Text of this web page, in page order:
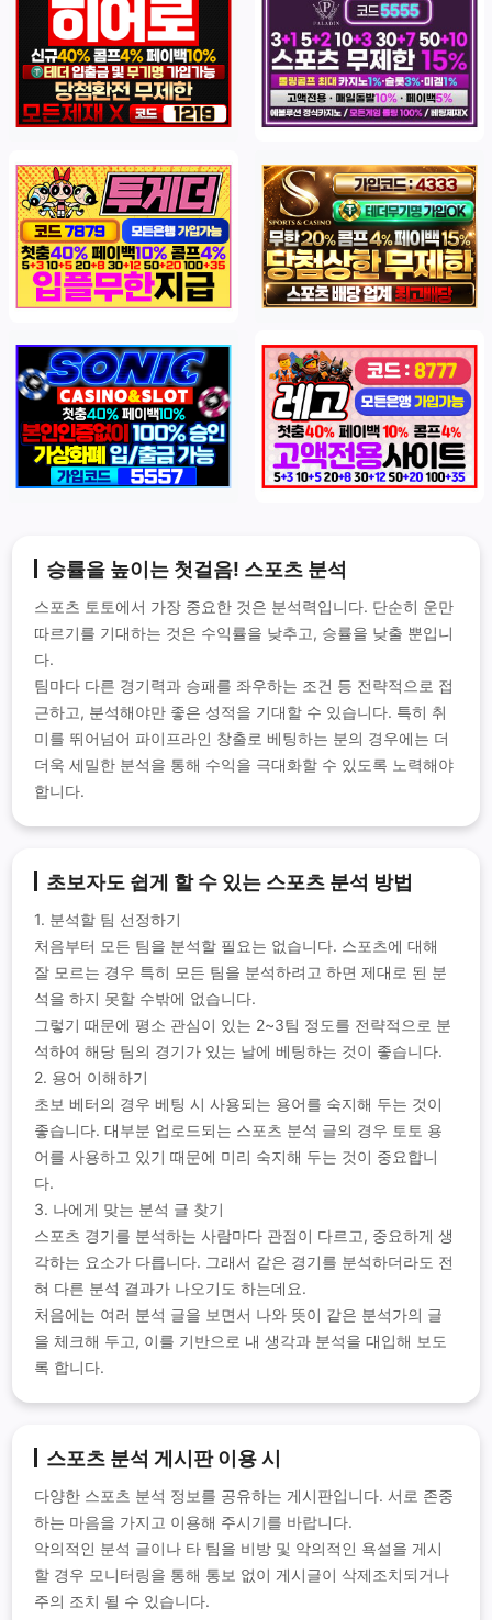
승률을 높이는 첫걸음! 스포츠 분석
스포츠 토토에서 가장 중요한 것은 분석력입니다. 단순히 운만
따르기를 기대하는 것은 수익률을 낮추고, 승률을 낮출 뿐입니
다.
팀마다 다른 경기력과 승패를 좌우하는 조건 등 전략적으로 접
근하고, 분석해야만 좋은 성적을 기대할 수 있습니다. 특히 취
미를 뛰어넘어 파이프라인 창출로 베팅하는 분의 경우에는 더
더욱 세밀한 분석을 통해 수익을 극대화할 수 있도록 노력해야
합니다.
초보자도 쉽게 할 수 있는 스포츠 분석 방법
1. 분석할 팀 선정하기
처음부터 모든 팀을 분석할 필요는 없습니다. 스포츠에 대해
잘 모르는 경우 특히 모든 팀을 분석하려고 하면 제대로 된 분
석을 하지 못할 수밖에 없습니다.
그렇기 때문에 평소 관심이 있는 2~3팀 정도를 전략적으로 분
석하여 해당 팀의 경기가 있는 날에 베팅하는 것이 좋습니다.
2. 용어 이해하기
초보 베터의 경우 베팅 시 사용되는 용어를 숙지해 두는 것이
좋습니다. 대부분 업로드되는 스포츠 분석 글의 경우 토토 용
어를 사용하고 있기 때문에 미리 숙지해 두는 것이 중요합니
다.
3. 나에게 맞는 분석 글 찾기
스포츠 경기를 분석하는 사람마다 관점이 다르고, 중요하게 생
각하는 요소가 다릅니다. 그래서 같은 경기를 분석하더라도 전
혀 다른 분석 결과가 나오기도 하는데요.
처음에는 여러 분석 글을 보면서 나와 뜻이 같은 분석가의 글
을 체크해 두고, 이를 기반으로 내 생각과 분석을 대입해 보도
록 합니다.
스포츠 분석 게시판 이용 시
다양한 스포츠 분석 정보를 공유하는 게시판입니다. 서로 존중
하는 마음을 가지고 이용해 주시기를 바랍니다.
악의적인 분석 글이나 타 팀을 비방 및 악의적인 욕설을 게시
할 경우 모니터링을 통해 통보 없이 게시글이 삭제조치되거나
주의 조치 될 수 있습니다.